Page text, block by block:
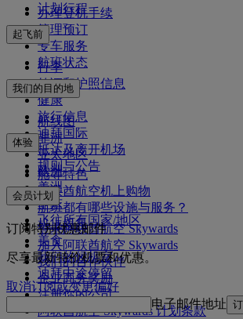
计划行程
办理登机手续
管理预订
专车服务
航班状态
起飞前
行李
签证和护照信息
健康
旅行信息
迪拜国际
抵达及离开机场
规则与公告
我们的目的地
航线图
非洲
亚太地区
欧洲
美洲
中东
飞往所有国家/地区
体验
舱等特色
阿联酋航空机上购物
航班都有哪些设施与服务？
机上娱乐
美食
我们的候机室
迪拜中途停留
会员计划
登录阿联酋航空 Skywards
加入阿联酋航空 Skywards
我们的合作伙伴
企业商务奖励
注册你的公司
阿联酋航空 Skywards 计划条款
订阅特别优惠邮件
尽享最新特价机票和优惠。
取消订阅或变更偏好
电子邮件地址